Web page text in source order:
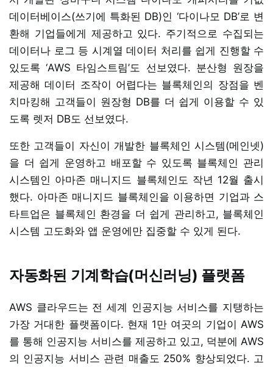
데이터베이스(쓰기에 특화된 DB)인 ‘다이나모 DB’로 변
환해 기업들에게 제공하고 있다. 주기적으로 수집되는
데이터나 로그 등 시계열 데이터 처리를 쉽게 진행할 수
있도록 ‘AWS 타임스트림’도 선보였다. 분산형 원장을
제공해 데이터 조작이 어렵다는 블록체인의 장점을 벤
치마킹해 고객들이 원장형 DB를 더 쉽게 이용할 수 있
도록 렛저 DB도 선보였다.
또한 고객들이 자신이 개발한 블록체인 시스템(메인넷)
을 더 쉽게 운영하고 배포할 수 있도록 블록체인 관리
시스템인 아마존 매니지드 블록체인도 작년 12월 출시
했다. 아마존 매니지드 블록체인을 이용하면 기업과 스
타트업은 블록체인 환경을 더 쉽게 관리하고, 블록체인
시스템 고도화와 앱 운영에만 집중할 수 있게 된다.
자동화된 기계학습(머신러닝) 플랫폼
AWS 클라우드는 전 세계 인공지능 서비스를 지탱하는
가장 거대한 플랫폼이다. 현재 1만 여곳의 기업이 AWS
를 통해 인공지능 서비스를 제공하고 있고, 덕분에 AWS
의 인공지능 서비스 관련 매출도 250% 향상되었다. 고